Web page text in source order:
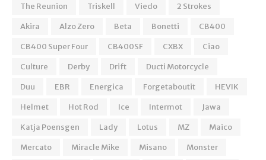
The Reunion
Triskell Viedo
2 Strokes
Akira
Alzo Zero Beta Bonetti
CB400
CB400 Super Four
CB400SF CXBX
Ciao
Culture
Derby Drift
Ducti Motorcycle
Duu
EBR Energica Forgetaboutit
HEVIK
Helmet
Hot Rod Ice Intermot
Jawa
Katja Poensgen
Lady Lotus MZ
Maico
Mercato
Miracle Mike Misano
Monster